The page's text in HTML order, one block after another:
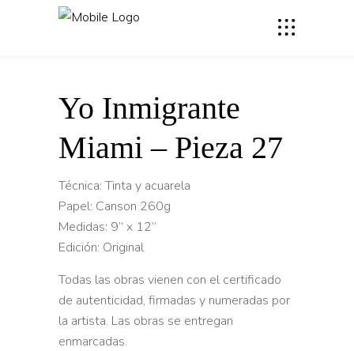
Yo Inmigrante
Miami – Pieza 27
Técnica: Tinta y acuarela
Papel: Canson 260g
Medidas: 9” x 12”
Edición: Original
Todas las obras vienen con el certificado
de autenticidad, firmadas y numeradas por
la artista. Las obras se entregan
enmarcadas.